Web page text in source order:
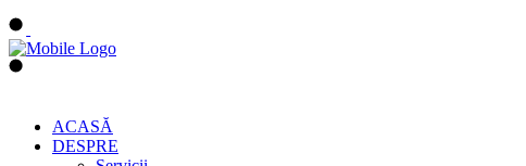
ACASĂ
DESPRE